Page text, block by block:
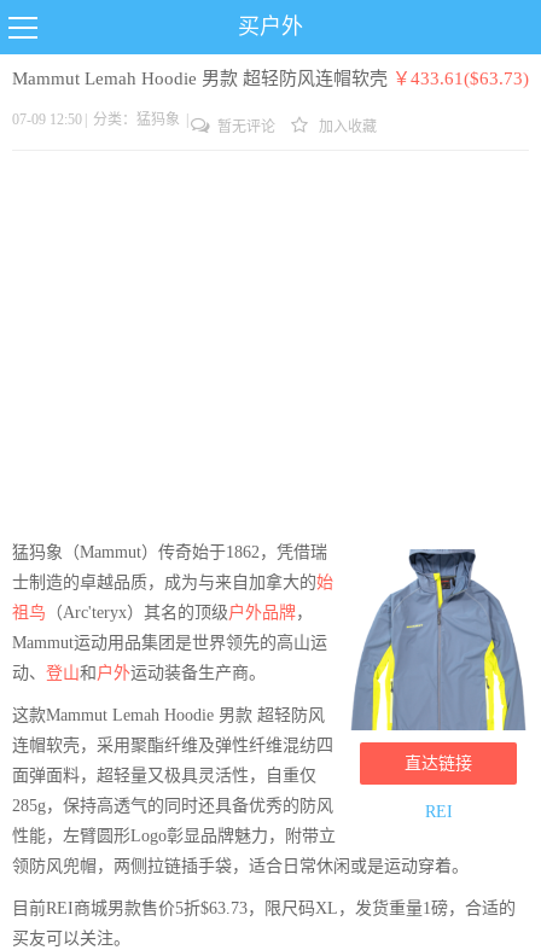
买户外
Mammut Lemah Hoodie 男款 超轻防风连帽软壳 ￥433.61($63.73)
07-09 12:50 分类： 猛犸象 暂无评论 加入收藏
直达链接
REI
猛犸象（Mammut）传奇始于1862，凭借瑞
士制造的卓越品质，成为与来自加拿大的始
祖鸟 （Arc'teryx）其名的顶级户外品牌，
Mammut运动用品集团是世界领先的高山运
动、 登山和 户外运动装备生产商。
这款Mammut Lemah Hoodie 男款 超轻防风
连帽软壳，采用聚酯纤维及弹性纤维混纺四
面弹面料，超轻量又极具灵活性，自重仅
285g，保持高透气的同时还具备优秀的防风
性能，左臂圆形Logo彰显品牌魅力，附带立
领防风兜帽，两侧拉链插手袋，适合日常休闲或是运动穿着。
目前REI商城男款售价5折$63.73，限尺码XL，发货重量1磅，合适的
买友可以关注。